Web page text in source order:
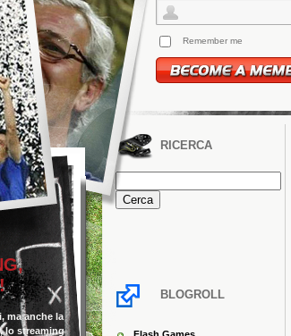
ma anche la
lo streaming
Remember me
RICERCA
Ricerca
per:
BLOGROLL